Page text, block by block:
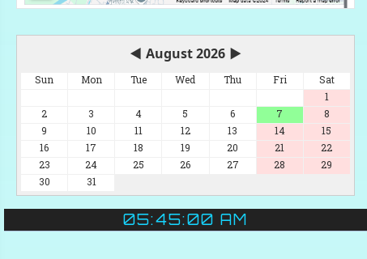
◀ August 2026 ▶
Sun Mon Tue Wed Thu Fri
Sat
1
2
3 4 5 6 7
8
9
10 11 12 13 14
15
16
17 18 19 20 21
22
23
24 25 26 27 28
29
30
31
05:45:00 AM